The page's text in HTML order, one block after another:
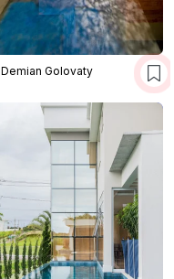
Demian Golovaty